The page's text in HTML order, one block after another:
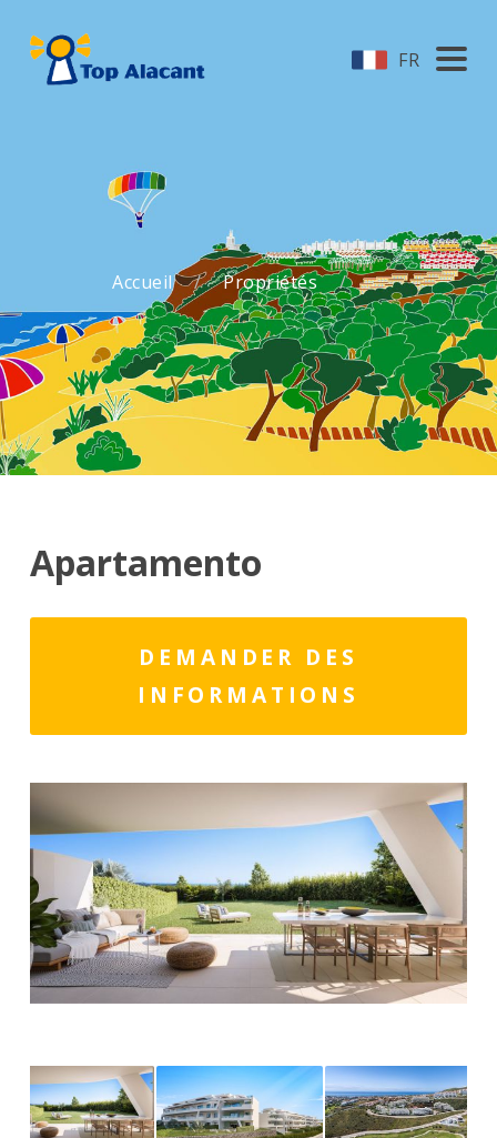
FR
Accueil Propriétés
Apartamento
DEMANDER DES
INFORMATIONS